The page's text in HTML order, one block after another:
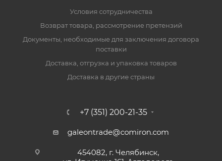
Условия сотрудничества
Возврат товара, рассмотрение претензий
Документы, необходимые для заключения договора
поставки
Доставка, отгрузка и упаковка товаров
Доставка в другие страны
+7 (351) 200-21-35
galeontrade@comiron.com
454082, г. Челябинск,